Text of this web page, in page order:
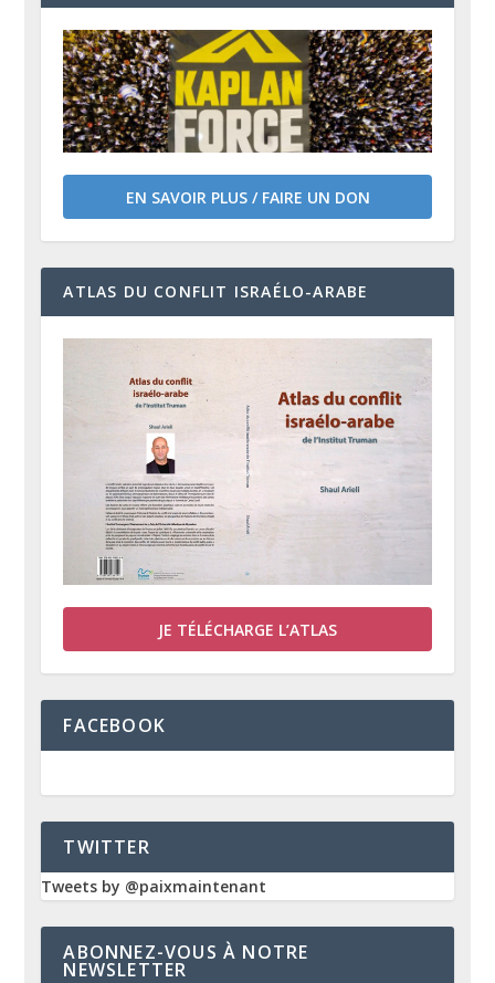
EN SAVOIR PLUS / FAIRE UN DON
ATLAS DU CONFLIT ISRAÉLO-ARABE
JE TÉLÉCHARGE L’ATLAS
FACEBOOK
TWITTER
Tweets by @paixmaintenant
ABONNEZ-VOUS À NOTRE
NEWSLETTER